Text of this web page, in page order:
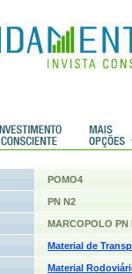
POMO4
PN N2
MARCOPOLO PN
Material de
Material